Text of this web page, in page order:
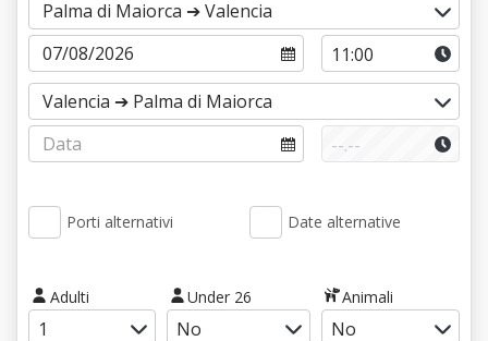
Porti alternativi Date alternative
Adulti Under 26 Animali